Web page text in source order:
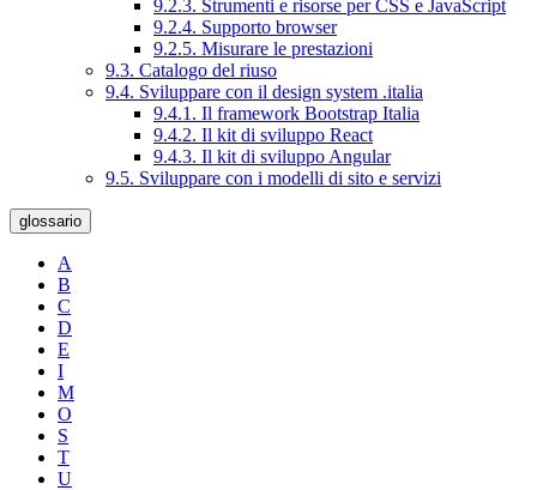
9.2.3. Strumenti e risorse per CSS e JavaScript
9.2.4. Supporto browser
9.2.5. Misurare le prestazioni
9.3. Catalogo del riuso
9.4. Sviluppare con il design system .italia
9.4.1. Il framework Bootstrap Italia
9.4.2. Il kit di sviluppo React
9.4.3. Il kit di sviluppo Angular
9.5. Sviluppare con i modelli di sito e servizi
glossario
A
B
C
D
E
I
M
O
S
T
U